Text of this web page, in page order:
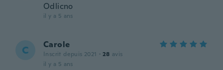
Odlicno
il y a 5 ans
C Carole
Inscrit depuis 2021 · 28 avis
il y a 5 ans